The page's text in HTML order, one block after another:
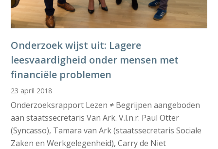
Onderzoek wijst uit: Lagere
leesvaardigheid onder mensen met
financiële problemen
23 april 2018
Onderzoeksrapport Lezen ≠ Begrijpen aangeboden
aan staatssecretaris Van Ark. V.l.n.r: Paul Otter
(Syncasso), Tamara van Ark (staatssecretaris Sociale
Zaken en Werkgelegenheid), Carry de Niet